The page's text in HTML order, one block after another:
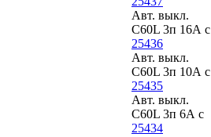
Авт. выкл.
C60L 3п 16А c
25436
Авт. выкл.
C60L 3п 10А c
25435
Авт. выкл.
C60L 3п 6А c
25434